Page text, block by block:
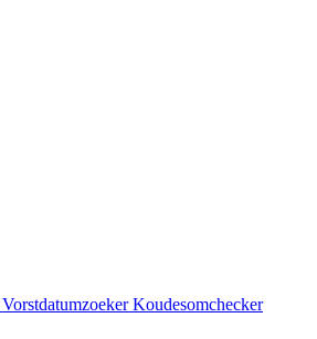
VorstdatumzoekerKoudesomchecker